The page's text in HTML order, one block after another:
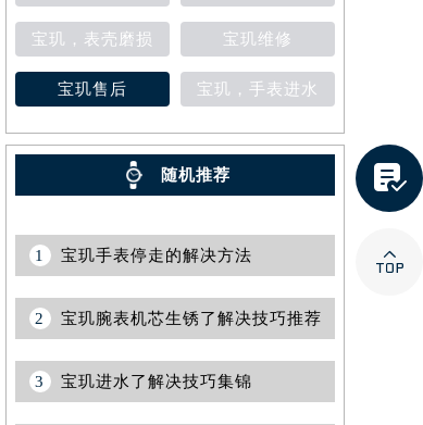
宝玑，表壳磨损 宝玑维修
宝玑售后 宝玑，手表进水
随机推荐
1 宝玑手表停走的解决方法
2 宝玑腕表机芯生锈了解决技巧推荐
3 宝玑进水了解决技巧集锦

